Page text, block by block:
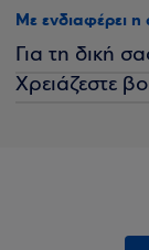
Με ενδιαφέρει
Για τη δική
Χρειάζεστε